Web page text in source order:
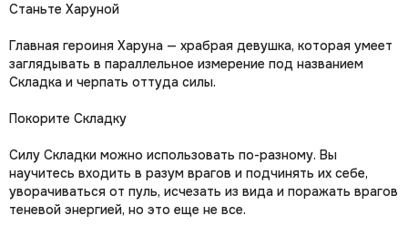
Станьте Харуной
Главная героиня Харуна — храбрая девушка, которая умеет
заглядывать в параллельное измерение под названием
Складка и черпать оттуда силы.
Покорите Складку
Силу Складки можно использовать по-разному. Вы
научитесь входить в разум врагов и подчинять их себе,
уворачиваться от пуль, исчезать из вида и поражать врагов
теневой энергией, но это еще не все.